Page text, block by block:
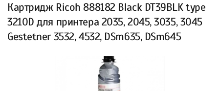
Картридж Ricoh 888182 Black DT39BLK type
3210D для принтера 2035, 2045, 3035, 3045
Gestetner 3532, 4532, DSm635, DSm645